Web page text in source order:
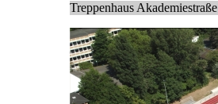
Treppenhaus Akademiestraße